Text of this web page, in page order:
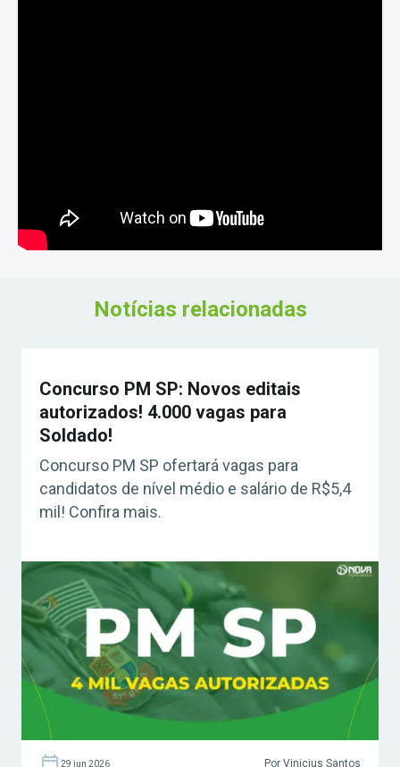
Notícias relacionadas
Concurso PM SP: Novos editais
autorizados! 4.000 vagas para
Soldado!
Concurso PM SP ofertará vagas para
candidatos de nível médio e salário de R$5,4
mil! Confira mais.
29 jun 2026 Por Vinicius Santos